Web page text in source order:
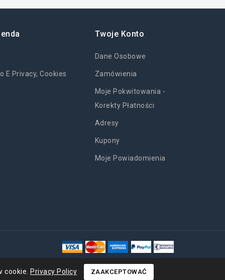
E Privacy, Cookies
Twoje Konto
Dane Osobowe
Zamówienia
Moje Pokwitowania -
Korekty Płatności
Adresy
Kupony
Moje Powiadomienia
cookie. Privacy Policy ZAAKCEPTOWAĆ